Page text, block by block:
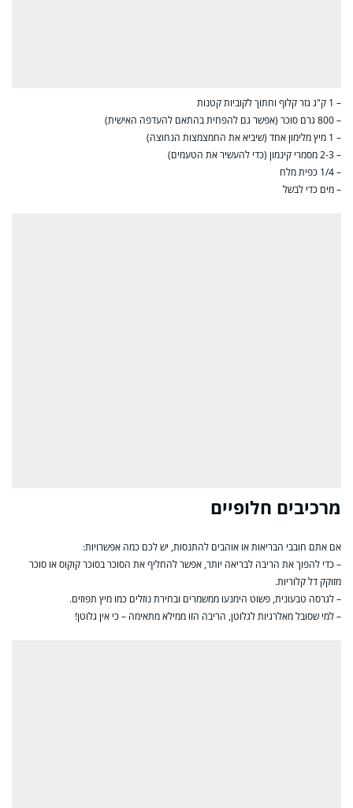
– 1 ק"ג גזר קלוף וחתוך לקוביות קטנות
– 800 גרם סוכר (אפשר גם להפחית בהתאם להעדפה האישית)
– 1 מיץ מלימון אחד (שיביא את החמצמצות הנחוצה)
– 2-3 מסמרי קינמון (כדי להעשיר את הטעמים)
– 1/4 כפית מלח
– מים כדי לבשל
מרכיבים חלופיים
אם אתם חובבי הבריאות או אוהבים להתנסות, יש לכם כמה אפשרויות:
– כדי להפוך את הריבה לבריאה יותר, אפשר להחליף את הסוכר בסוכר קוקוס או סוכר
מזוקק דל קלוריות.
– לגרסה טבעונית, פשוט הימנעו ממשמרים ובחירת נוזלים כמו מיץ תפוזים.
– למי שסובל מאלרגיות לגלוטן, הריבה הזו ממילא מתאימה – כי אין גלוטן!